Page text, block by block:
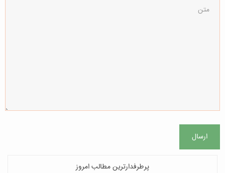
ارسال
پرطرفدارترین مطالب امروز